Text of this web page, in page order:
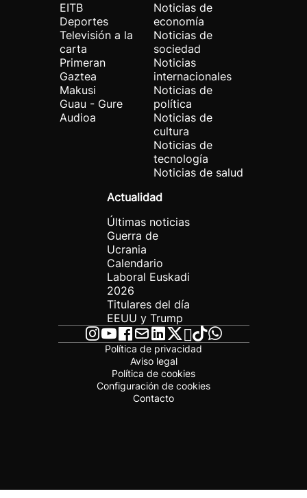
EITB
Deportes
Televisión a la
carta
Primeran
Gaztea
Makusi
Guau - Gure
Audioa
Noticias de
economía
Noticias de
sociedad
Noticias
internacionales
Noticias de
política
Noticias de
cultura
Noticias de
tecnología
Noticias de salud
Actualidad
Últimas noticias
Guerra de
Ucrania
Calendario
Laboral Euskadi
2026
Titulares del día
EEUU y Trump
Política de privacidad
Aviso legal
Política de cookies
Configuración de cookies
Contacto